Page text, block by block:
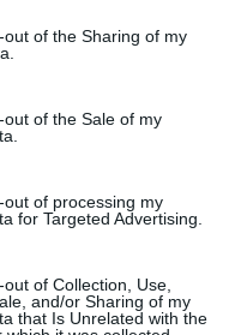
visit or usage behaviour. You
to Google and its third-
specified purposes in
out of the Sharing of my
out of the Sale of my
out of processing my
for Targeted Advertising.
of Collection, Use,
and/or Sharing of my
that Is Unrelated with the